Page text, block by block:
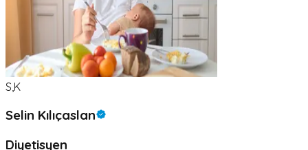
S,K
Selin Kılıçaslan
Diyetisyen